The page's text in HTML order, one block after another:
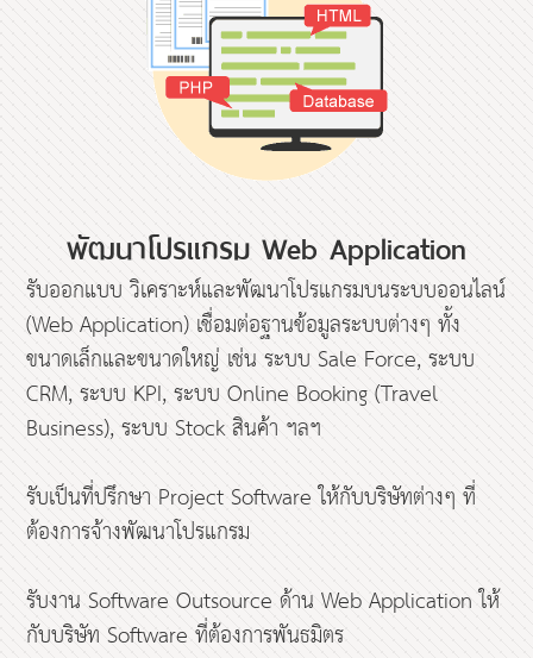
พัฒนาโปรแกรม Web Application
รับออกแบบ วิเคราะห์และพัฒนาโปรแกรมบนระบบออนไลน์
(Web Application) เชื่อมต่อฐานข้อมูลระบบต่างๆ ทั้ง
ขนาดเล็กและขนาดใหญ่ เช่น ระบบ Sale Force, ระบบ
CRM, ระบบ KPI, ระบบ Online Booking (Travel
Business), ระบบ Stock สินค้า ฯลฯ
รับเป็นที่ปรึกษา Project Software ให้กับบริษัทต่างๆ ที่
ต้องการจ้างพัฒนาโปรแกรม
รับงาน Software Outsource ด้าน Web Application ให้
กับบริษัท Software ที่ต้องการพันธมิตร